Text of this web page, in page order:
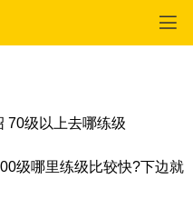
70级以上去哪练级
级哪里练级比较快?下边就